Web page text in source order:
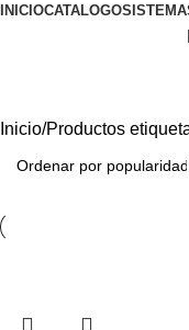
INICIOCATALOGO
Inicio Productos